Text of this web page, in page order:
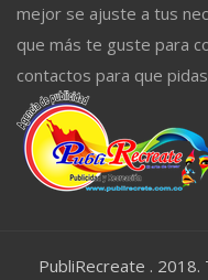
mejor se ajuste a tus
que más te guste para
contactos para que
PubliRecreate .